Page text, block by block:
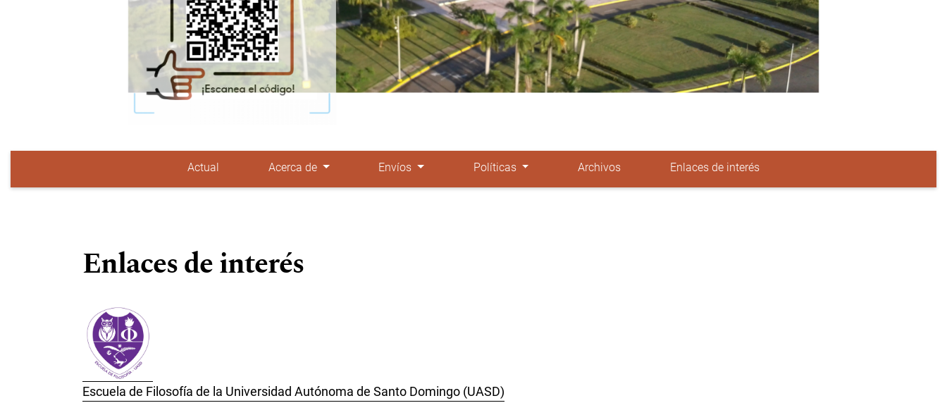
Menú principal Actual Acerca de Envíos Políticas Archivos Enlaces de interés
Enlaces de interés
Escuela de Filosofía de la Universidad Autónoma de Santo Domingo (UASD)